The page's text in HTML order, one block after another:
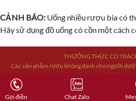
CẢNH BÁO: Uống nhiều rượu bia có
Hãy sử dụng đồ uống có cồn một cách
THƯỞNG THỨC CÓ
Các sản phẩm rượu không dành cho người
thai.
Bản quyền © 2019 sandouong24h.vn Hiện thân
để đạt tới sự hoàn
Gọi điện Chat Zalo